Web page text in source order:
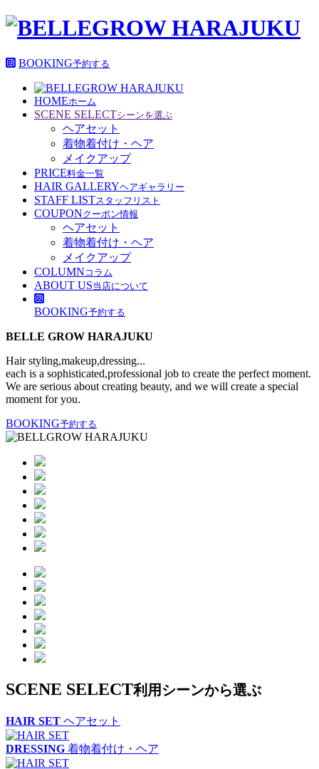
BOOKING予約する
HOMEホーム
SCENE SELECTシーンを選ぶ
ヘアセット
着物着付け・ヘア
メイクアップ
PRICE料金一覧
HAIR GALLERYヘアギャラリー
STAFF LISTスタッフリスト
COUPONクーポン情報
ヘアセット
着物着付け・ヘア
メイクアップ
COLUMN コラム
ABOUT US当店について
BOOKING予約する
BELLE GROW HARAJUKU
Hair styling,makeup,dressing...
each is a sophisticated,professional job to create the perfect moment.
We are serious about creating beauty, and we will create a special
moment for you.
BOOKING予約する
SCENE SELECT利用シーンから選ぶ
HAIR SET ヘアセット
DRESSING 着物着付け・ヘア